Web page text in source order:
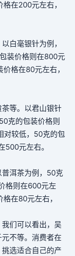
在200元左右，
白毫银针为例，
装价格则在800元
格在80元左右，
等。以君山银针
克的包装价格则
对较低，50克的包
500元左右。
洱茶为例，50克
格则在600元左
在80元左右，
们可以看出，吴
不等。消费者在
选适合自己的产